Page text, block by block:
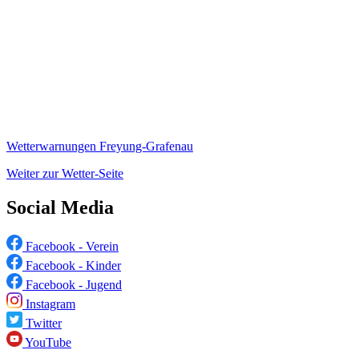
Wetterwarnungen Freyung-Grafenau
Weiter zur Wetter-Seite
Social Media
Facebook - Verein
Facebook - Kinder
Facebook - Jugend
Instagram
Twitter
YouTube